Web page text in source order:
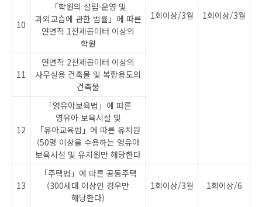
1회이상/3월 1회이상/3월
10
「학원의 설립·운영 및
과외교습에 관한 법률」에 따른
연면적 1천제곱미터 이상의
학원
11
연면적 2천제곱미터 이상의
사무실용 건축물 및 복합용도의
건축물
12
「영유아보육법」에 따른
영유아 보육시설 및
「유아교육법」에 따른 유치원
(50명 이상을 수용하는 영유아
보육시설 및 유치원만 해당한다
13
「주택법」에 따른 공동주택
(300세대 이상인 경우만
해당한다)
1회이상/3월 1회이상/6